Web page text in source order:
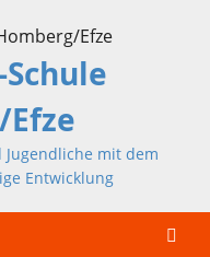
mit dem
Entwicklung